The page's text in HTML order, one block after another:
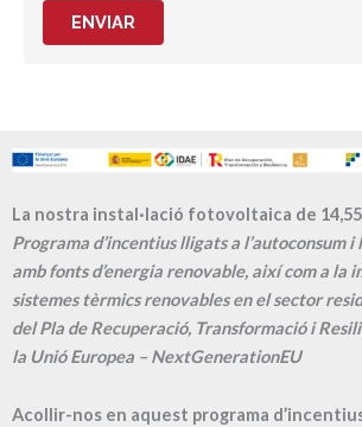
ENVIAR
La nostra instal·lació fotovoltaica de 14,55
Programa d’incentius lligats a l’autoconsum i
amb fonts d’energia renovable, així com a la
sistemes tèrmics renovables en el sector
del Pla de Recuperació, Transformació i
la Unió Europea – NextGenerationEU
Acollir-nos en aquest programa